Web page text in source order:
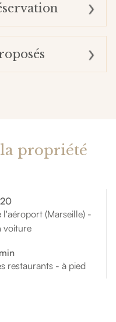
propriété
l'aéroport (Marseille) -
voiture
restaurants - à pied